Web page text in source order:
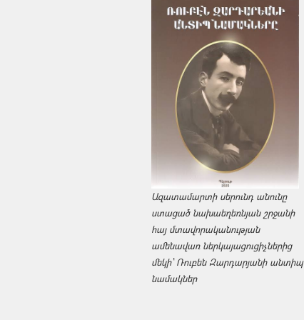
Ազատամարտի սերունդ անունը
ստացած նախաեղեռնյան շրջանի
հայ մտավորականության
ամենավառ ներկայացուցիչներից
մեկի՝ Ռուբեն Զարդարյանի անտիպ
նամակներ